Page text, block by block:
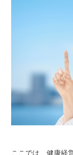
ここでは、健康経